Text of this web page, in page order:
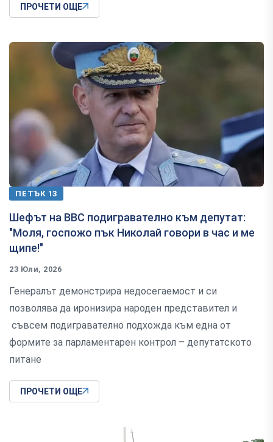
ПРОЧЕТИ ОЩЕ
ПЕТЪК 13
Шефът на ВВС подигравателно към депутат:
"Моля, госпожо пък Николай говори в час и ме
щипе!"
23 Юли, 2026
Генералът демонстрира недосегаемост и си
позволява да иронизира народен представител и
съвсем подигравателно подхожда към една от
формите за парламентарен контрол – депутатското
питане
ПРОЧЕТИ ОЩЕ